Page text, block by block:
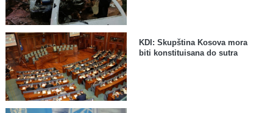
KDI: Skupština Kosova mora
biti konstituisana do sutra